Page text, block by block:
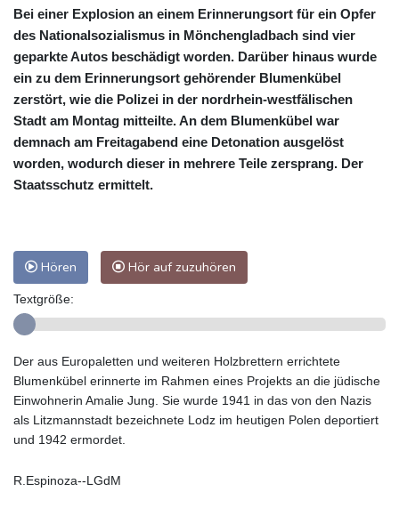
Bei einer Explosion an einem Erinnerungsort für ein Opfer
des Nationalsozialismus in Mönchengladbach sind vier
geparkte Autos beschädigt worden. Darüber hinaus wurde
ein zu dem Erinnerungsort gehörender Blumenkübel
zerstört, wie die Polizei in der nordrhein-westfälischen
Stadt am Montag mitteilte. An dem Blumenkübel war
demnach am Freitagabend eine Detonation ausgelöst
worden, wodurch dieser in mehrere Teile zersprang. Der
Staatsschutz ermittelt.
Hören Hör auf zuzuhören
Textgröße:
Der aus Europaletten und weiteren Holzbrettern errichtete
Blumenkübel erinnerte im Rahmen eines Projekts an die jüdische
Einwohnerin Amalie Jung. Sie wurde 1941 in das von den Nazis
als Litzmannstadt bezeichnete Lodz im heutigen Polen deportiert
und 1942 ermordet.
R.Espinoza--LGdM